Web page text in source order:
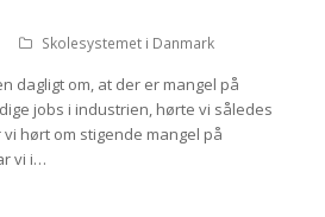
Skolesystemet i Danmark
dagligt om, at der er mangel på
jobs i industrien, hørte vi således
hørt om stigende mangel på
vi i…